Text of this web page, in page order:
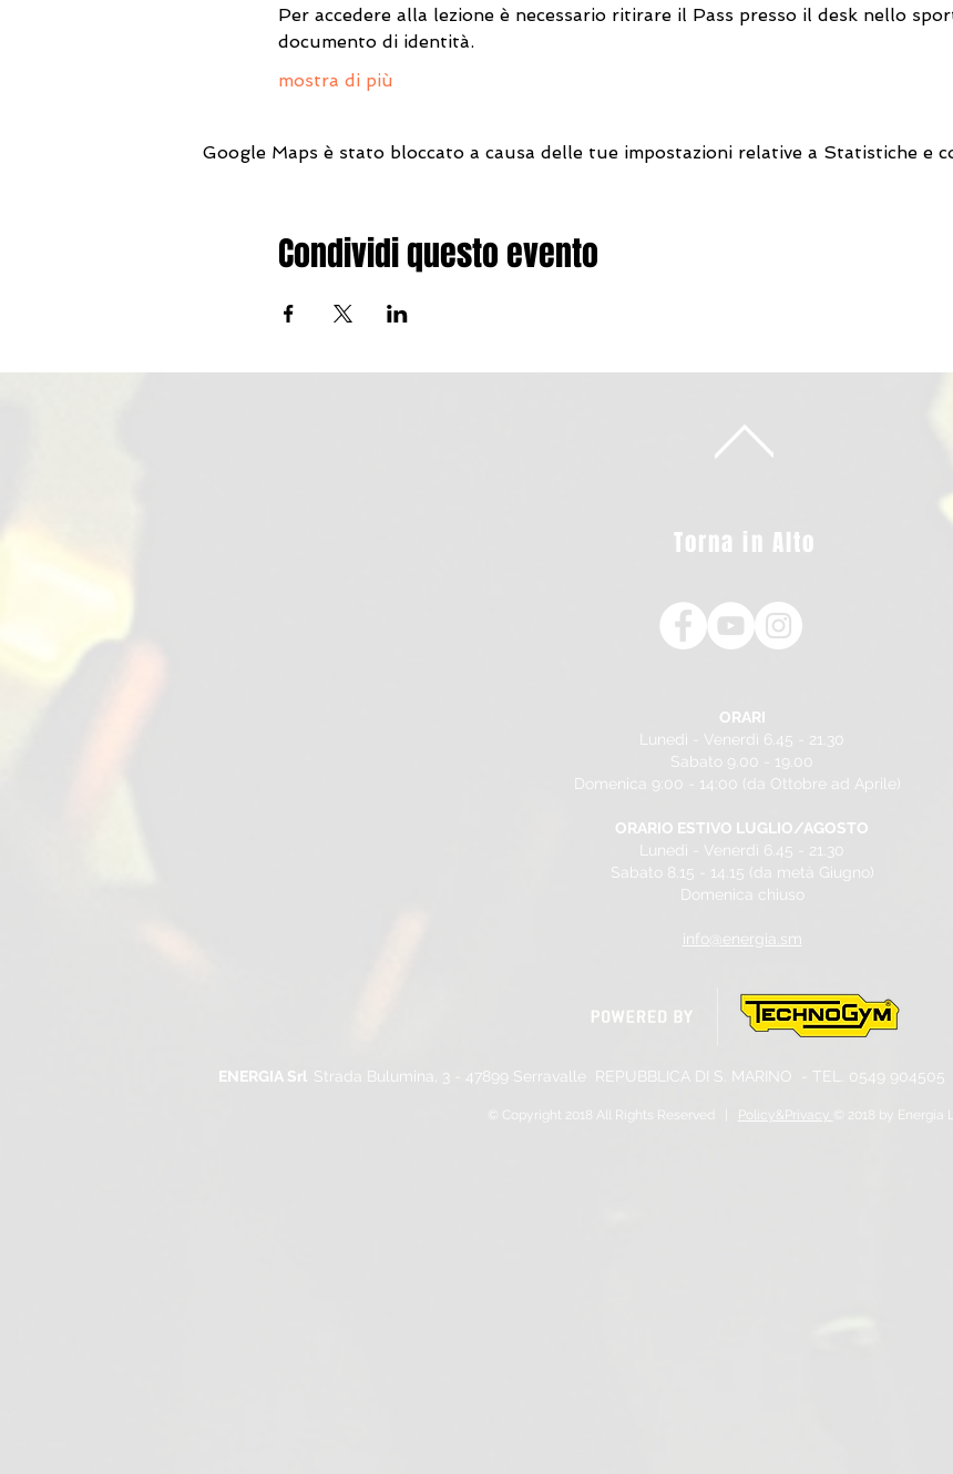
Per accedere alla lezione è necessario ritirare il Pass presso il desk nello
documento di identità.
mostra di più
Google Maps è stato bloccato a causa delle tue impostazioni relative a Statistiche e
Condividi questo evento
Torna in Alto
ORARI
Lunedì - Venerdì 6.45 - 21.30
Sabato 9.00 - 19.00
Domenica 9:00 - 14:00 (da Ottobre ad Aprile)
ORARIO ESTIVO LUGLIO/AGOSTO
Lunedì - Venerdì 6.45 - 21.30
Sabato 8.15 - 14.15 (da metà Giugno)
Domenica chiuso
info@energia.sm
ENERGIA Srl Strada Bulumina, 3 - 47899 Serravalle REPUBBLICA DI S. MARINO - TEL. 0549 904505
© Copyright 2018 All Rights Reserved | Policy&Privacy © 2018 by Energia